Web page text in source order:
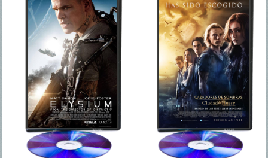
ELYSIUM
En el año 2159, los seres
humanos se dividen en dos
grupos: los ricos, que viven
en la estación espacial
Elysium, y todos los demás,
que sobreviven como
pueden en una Tierra
devastada y supe... Más
CAZADORES
DE SOMBRAS:
CIUDAD DE HUESOS
Clary Fray (Lily Collins) es
una típica adolescente de
Brooklyn que una noche
conoce a Jace, un chico
misterioso con multitud de
tatuajes, que resulta ser un
ángel guerrero que ejerce
como c... Más